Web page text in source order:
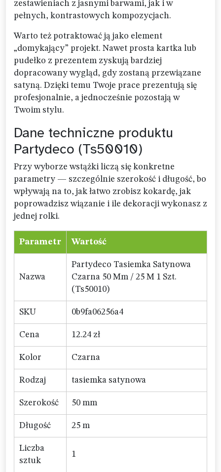
zestawieniach z jasnymi barwami, jak i w
pełnych, kontrastowych kompozycjach.
Warto też potraktować ją jako element
„domykający” projekt. Nawet prosta kartka lub
pudełko z prezentem zyskują bardziej
dopracowany wygląd, gdy zostaną przewiązane
satyną. Dzięki temu Twoje prace prezentują się
profesjonalnie, a jednocześnie pozostają w
Twoim stylu.
Dane techniczne produktu
Partydeco (Ts50010)
Przy wyborze wstążki liczą się konkretne
parametry — szczególnie szerokość i długość, bo
wpływają na to, jak łatwo zrobisz kokardę, jak
poprowadzisz wiązanie i ile dekoracji wykonasz z
jednej rolki.
Parametr Wartość
Nazwa
Partydeco Tasiemka Satynowa
Czarna 50 Mm / 25 M 1 Szt.
(Ts50010)
SKU 0b9fa06256a4
Cena 12.24 zł
Kolor Czarna
Rodzaj tasiemka satynowa
Szerokość 50 mm
Długość 25 m
Liczba
sztuk
1